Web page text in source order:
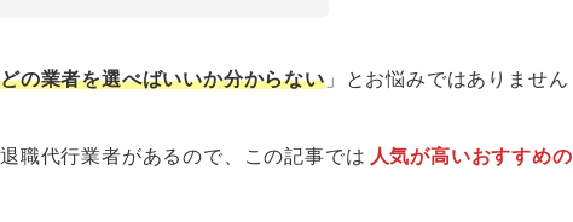
の業者を選べばいいか分からない」とお悩みではありません
職代行業者があるので、この記事では 人気が高いおすすめの